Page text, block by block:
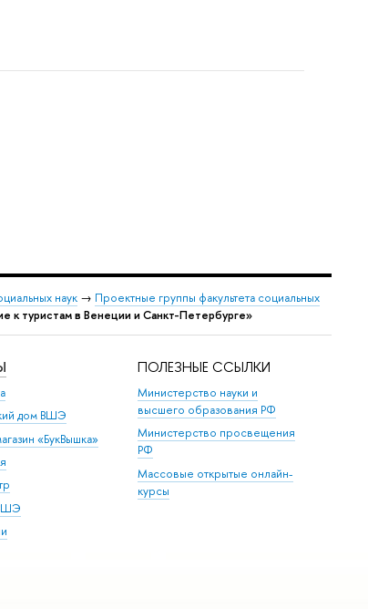
наук → Проектные группы факультета социальных
к туристам в Венеции и Санкт-Петербурге»
дом ВШЭ
«БукВышка»
ПОЛЕЗНЫЕ ССЫЛКИ
Министерство науки и
высшего образования РФ
Министерство просвещения
РФ
Массовые открытые онлайн-
курсы